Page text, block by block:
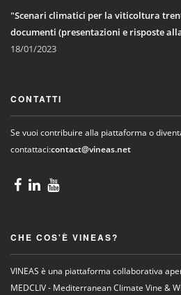
"Scenari climatici per la viticoltura
documenti (presentazioni e risposte
18/01/2023
CONTATTI
Se vuoi contribuire alla piattaforma o
contattaci:contact@vineas.net
CHE COS'È VINEAS?
VINEAS è una piattaforma collaborativa
MEDCLIV - Mediterranean Climate Vine &